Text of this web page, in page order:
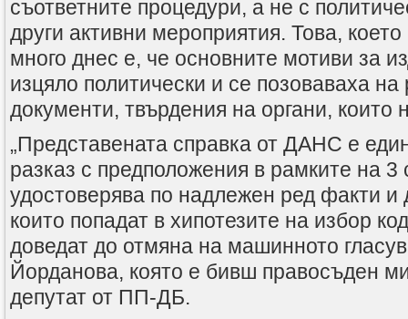
съответните процедури, а не с
други активни мероприятия. Това,
много днес е, че основните мотиви за
изцяло политически и се позоваваха на
документи, твърдения на органи, които
„Представената справка от ДАНС е
разказ с предположения в рамките на 3
удостоверява по надлежен ред факти и
които попадат в хипотезите на избор
доведат до отмяна на машинното
Йорданова, която е бивш правосъден
депутат от ПП-ДБ.